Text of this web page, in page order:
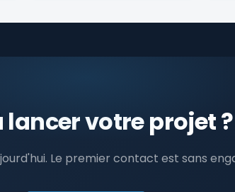
lancer votre projet ?
Le premier contact est sans